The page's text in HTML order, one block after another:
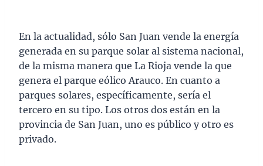
En la actualidad, sólo San Juan vende la energía
generada en su parque solar al sistema nacional,
de la misma manera que La Rioja vende la que
genera el parque eólico Arauco. En cuanto a
parques solares, específicamente, sería el
tercero en su tipo. Los otros dos están en la
provincia de San Juan, uno es público y otro es
privado.